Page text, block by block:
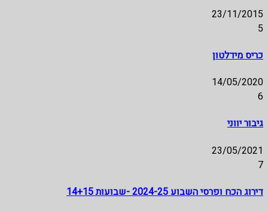
23/11/2015
5
כריס מידלטון
14/05/2020
6
גיבור יווני
23/05/2021
7
דירוג הכח ופרסי השבוע 2024-25 -שבועות 14+15